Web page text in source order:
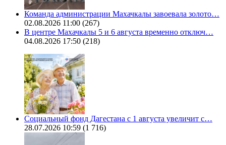
Команда администрации Махачкалы завоевала золото…
02.08.2026 11:00 (267)
В центре Махачкалы 5 и 6 августа временно отключ…
04.08.2026 17:50 (218)
Социальный фонд Дагестана с 1 августа увеличит с…
28.07.2026 10:59 (1 716)